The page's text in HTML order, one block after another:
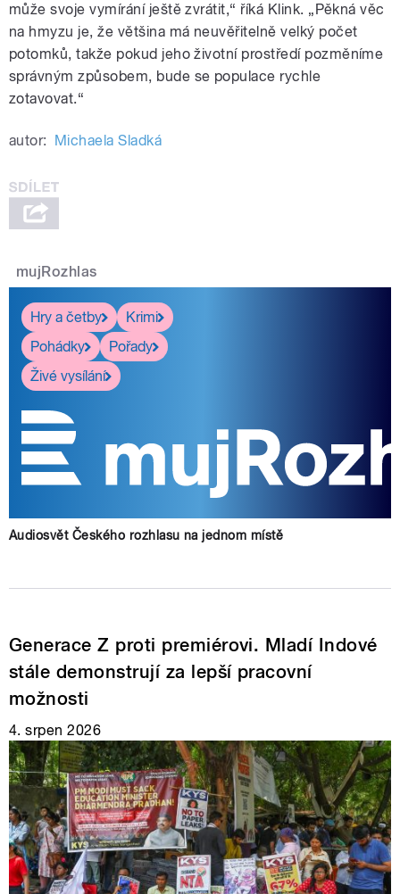
může svoje vymírání ještě zvrátit,“ říká Klink. „Pěkná věc
na hmyzu je, že většina má neuvěřitelně velký počet
potomků, takže pokud jeho životní prostředí pozměníme
správným způsobem, bude se populace rychle
zotavovat.“
autor: Michaela Sladká
mujRozhlas
Hry a četby
Krimi
Pohádky
Pořady
Živé vysílání
Audiosvět Českého rozhlasu na jednom místě
Generace Z proti premiérovi. Mladí Indové
stále demonstrují za lepší pracovní
možnosti
4. srpen 2026